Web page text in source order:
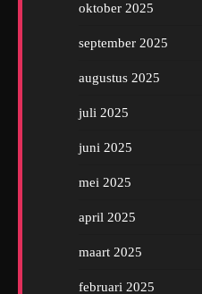
oktober 2025
september 2025
augustus 2025
juli 2025
juni 2025
mei 2025
april 2025
maart 2025
februari 2025